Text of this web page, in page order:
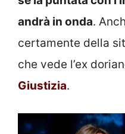
andrà in onda.
certamente della
che vede l’ex
Giustizia.